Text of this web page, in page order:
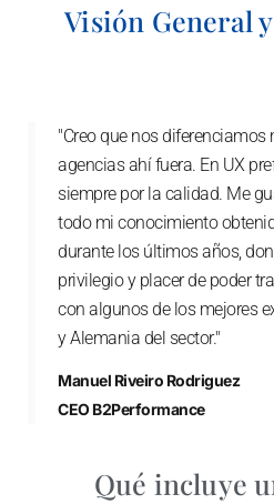
Visión General
"Creo que nos diferenciamos
agencias ahí fuera. En UX
siempre por la calidad. Me
todo mi conocimiento
durante los últimos años,
privilegio y placer de poder
con algunos de los mejores
y Alemania del sector."
Manuel Riveiro Rodriguez
CEO B2Performance
Qué incluye